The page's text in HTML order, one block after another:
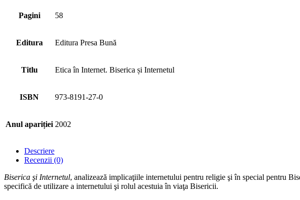
Pagini 58
Editura Editura Presa Bună
Titlu Etica în Internet. Biserica și Internetul
ISBN 973-8191-27-0
Anul apariției 2002
Descriere
Recenzii (0)
Biserica şi Internetul, analizează implicaţiile internetului pentru religie şi în special pentru
specifică de utilizare a internetului şi rolul acestuia în viaţa Bisericii.